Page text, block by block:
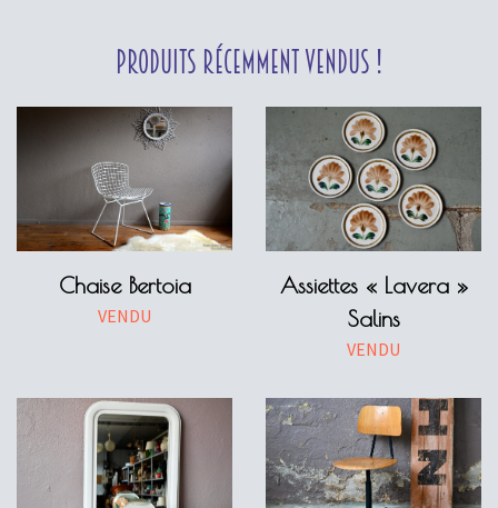
Produits récemment vendus !
Chaise Bertoia
VENDU
Assiettes « Lavera »
Salins
VENDU